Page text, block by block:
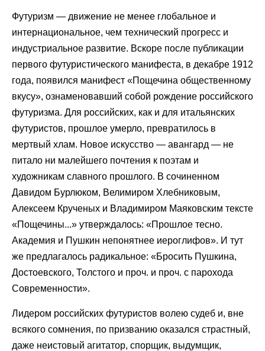
Футуризм — движение не менее глобальное и
интернациональное, чем технический прогресс и
индустриальное развитие. Вскоре после публикации
первого футуристического манифеста, в декабре 1912
года, появился манифест «Пощечина общественному
вкусу», ознаменовавший собой рождение российского
футуризма. Для российских, как и для итальянских
футуристов, прошлое умерло, превратилось в
мертвый хлам. Новое искусство — авангард — не
питало ни малейшего почтения к поэтам и
художникам славного прошлого. В сочиненном
Давидом Бурлюком, Велимиром Хлебниковым,
Алексеем Крученых и Владимиром Маяковским тексте
«Пощечины...» утверждалось: «Прошлое тесно.
Академия и Пушкин непонятнее иероглифов». И тут
же предлагалось радикальное: «Бросить Пушкина,
Достоевского, Толстого и проч. и проч. с парохода
Современности».
Лидером российских футуристов волею судеб и, вне
всякого сомнения, по призванию оказался страстный,
даже неистовый агитатор, спорщик, выдумщик,